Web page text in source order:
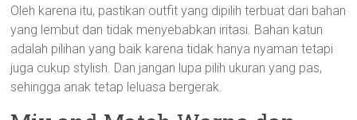
Oleh karena itu, pastikan outfit yang dipilih terbuat dari bahan
yang lembut dan tidak menyebabkan iritasi. Bahan katun
adalah pilihan yang baik karena tidak hanya nyaman tetapi
juga cukup stylish. Dan jangan lupa pilih ukuran yang pas,
sehingga anak tetap leluasa bergerak.